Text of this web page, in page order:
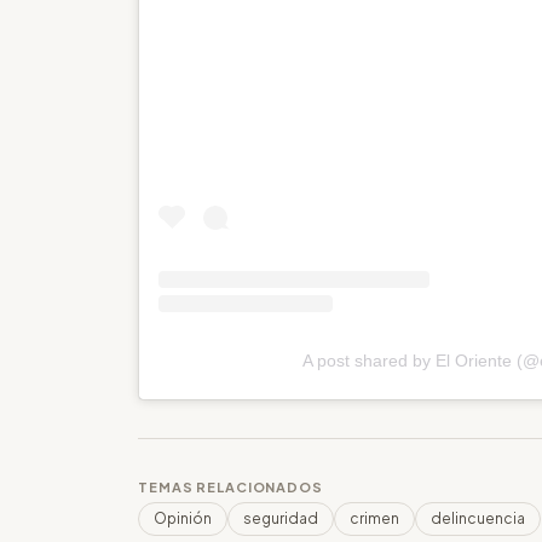
A post shared by El Oriente
TEMAS RELACIONADOS
Opinión seguridad crimen delincuencia